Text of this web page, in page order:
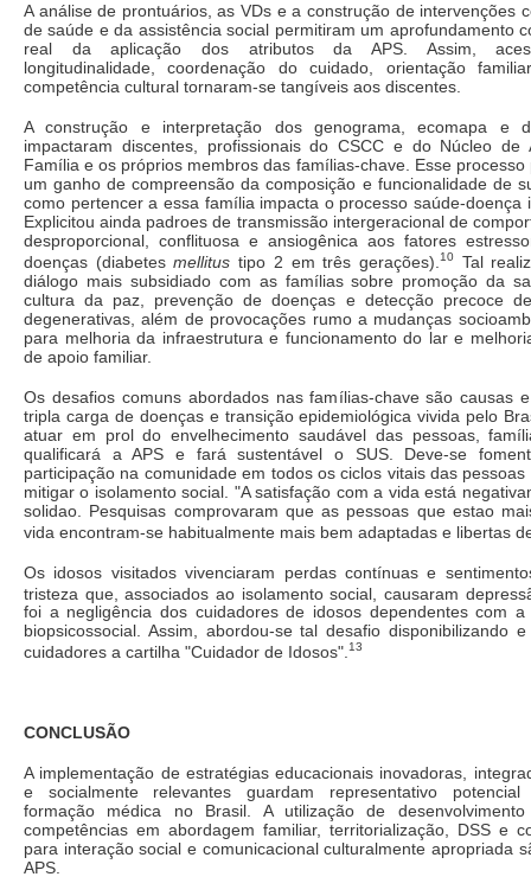
A análise de prontuários, as VDs e a construção de intervenções
de saúde e da assistência social permitiram um aprofundamento
real da aplicação dos atributos da APS. Assim,
longitudinalidade, coordenação do cuidado, orientação
competência cultural tornaram-se tangíveis aos discentes.
A construção e interpretação dos genograma, ecomapa e
impactaram discentes, profissionais do CSCC e do Núcleo
Família e os próprios membros das famílias-chave. Esse
um ganho de compreensão da composição e funcionalidade de
como pertencer a essa família impacta o processo saúde-doença
Explicitou ainda padroes de transmissão intergeracional de
desproporcional, conflituosa e ansiogênica aos fatores
doenças (diabetesmellitus tipo 2 em três gerações). 10Tal
diálogo mais subsidiado com as famílias sobre promoção da
cultura da paz, prevenção de doenças e detecção precoce
degenerativas, além de provocações rumo a mudanças
para melhoria da infraestrutura e funcionamento do lar e
de apoio familiar.
Os desafios comuns abordados nas famílias-chave são causas
tripla carga de doenças e transição epidemiológica vivida pelo
atuar em prol do envelhecimento saudável das pessoas,
qualificará a APS e fará sustentável o SUS. Deve-se
participação na comunidade em todos os ciclos vitais das
mitigar o isolamento social. "A satisfação com a vida está
solidao. Pesquisas comprovaram que as pessoas que estao
vida encontram-se habitualmente mais bem adaptadas e libertas
Os idosos visitados vivenciaram perdas contínuas e
tristeza que, associados ao isolamento social, causaram
foi a negligência dos cuidadores de idosos dependentes com
biopsicossocial. Assim, abordou-se tal desafio disponibilizando
cuidadores a cartilha "Cuidador de Idosos". 13
CONCLUSÃO
A implementação de estratégias educacionais inovadoras,
e socialmente relevantes guardam representativo potencial
formação médica no Brasil. A utilização de
competências em abordagem familiar, territorialização, DSS e
para interação social e comunicacional culturalmente apropriada
APS.